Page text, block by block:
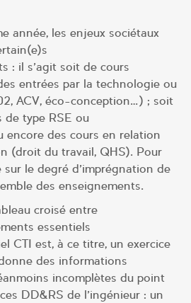
année, les enjeux sociétaux
: il s’agit soit de cours
entrées par la technologie ou
ACV, éco-conception…) ; soit
de type RSE ou
encore des cours en relation
(droit du travail, QHS). Pour
le degré d’imprégnation de
des enseignements.
croisé entre
essentiels
CTI est, à ce titre, un exercice
des informations
incomplètes du point
DD&RS de l’ingénieur : un